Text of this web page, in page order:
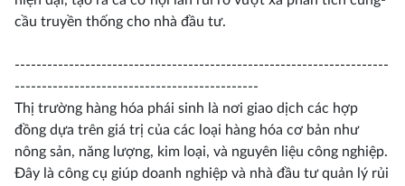
cầu truyền thống cho nhà đầu tư.
---------------------------------------------------------------------
---------------------------------------------
Thị trường hàng hóa phái sinh là nơi giao dịch các hợp
đồng dựa trên giá trị của các loại hàng hóa cơ bản như
nông sản, năng lượng, kim loại, và nguyên liệu công nghiệp.
Đây là công cụ giúp doanh nghiệp và nhà đầu tư quản lý rủi